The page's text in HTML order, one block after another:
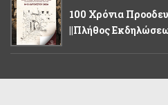
100 Χρόνια
||Πλήθος